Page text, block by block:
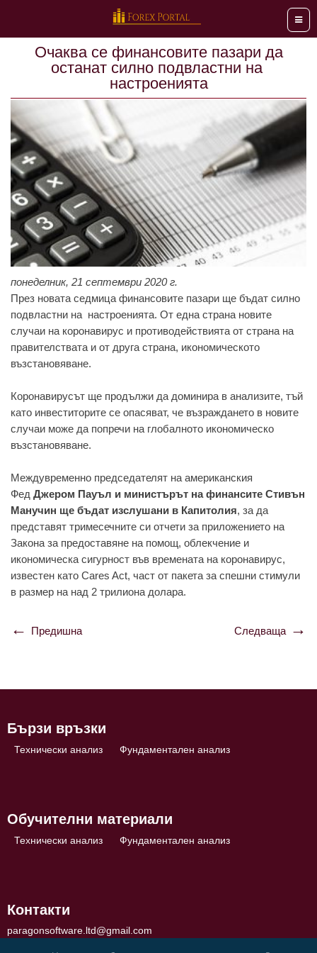
Меню
Очаква се финансовите пазари да
останат силно подвластни на
настроенията
понеделник, 21 септември 2020 г.
През новата седмица финансовите пазари ще бъдат силно
подвластни на настроенията. От една страна новите
случаи на коронавирус и противодействията от страна на
правителствата и от друга страна, икономическото
възстановяване.
Коронавирусът ще продължи да доминира в анализите, тъй
като инвеститорите се опасяват, че възраждането в новите
случаи може да попречи на глобалното икономическо
възстановяване.
Междувременно председателят на американския
Фед Джером Пауъл и министърът на финансите Стивън
Манучин ще бъдат изслушани в Капитолия, за да
представят тримесечните си отчети за приложението на
Закона за предоставяне на помощ, облекчение и
икономическа сигурност във времената на коронавирус,
известен като Cares Act, част от пакета за спешни стимули
в размер на над 2 трилиона долара.
Навигация
Предишна Следваща
Бързи връзки
Технически анализ Фундаментален анализ
Обучителни материали
Технически анализ Фундаментален анализ
Контакти
paragonsoftware.ltd@gmail.com